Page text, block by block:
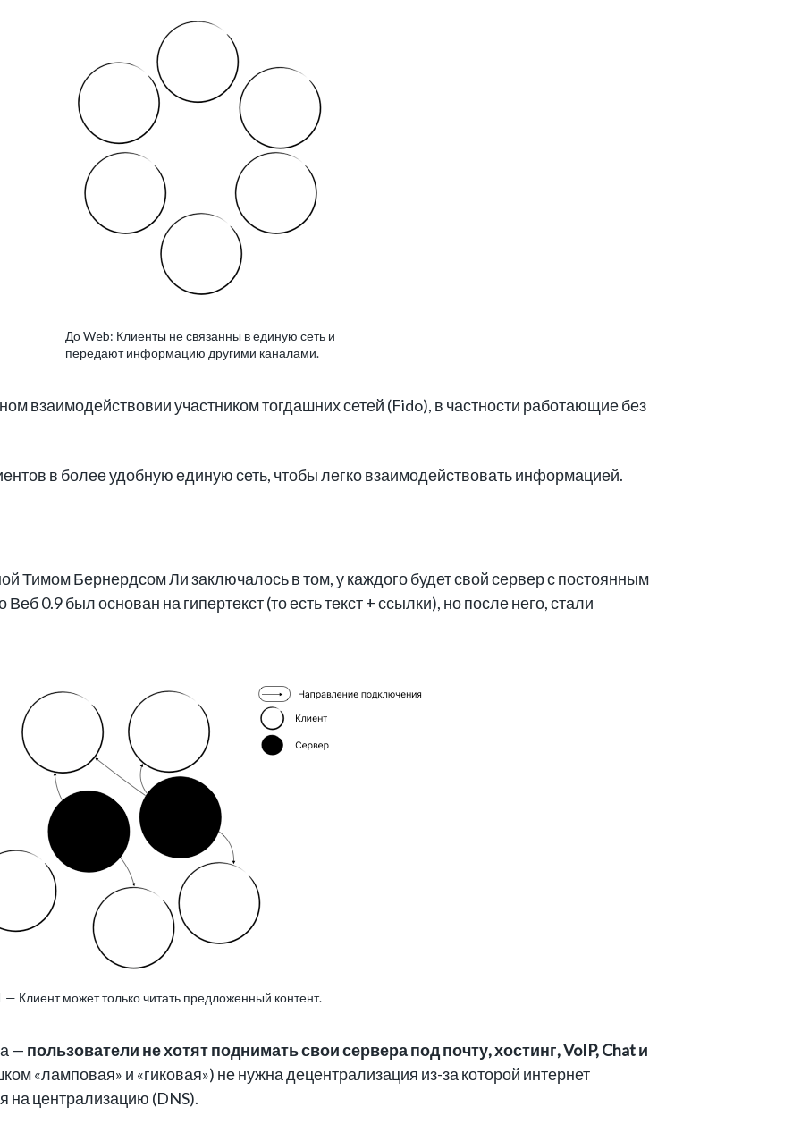
До Web: Клиенты не связанны в единую сеть и
передают информацию другими каналами.
взаимодействовии участником тогдашних сетей (Fido), в частности работающие без
в более удобную единую сеть, чтобы легко взаимодействовать информацией.
Тимом Бернердсом Ли заключалось в том, у каждого будет свой сервер с постоянным
0.9 был основан на гипертекст (то есть текст + ссылки), но после него, стали
— Клиент может только читать предложенный контент.
— пользователи не хотят поднимать свои сервера под почту, хостинг, VoIP, Chat и
«ламповая» и «гиковая») не нужна децентрализация из-за которой интернет
на централизацию (DNS).